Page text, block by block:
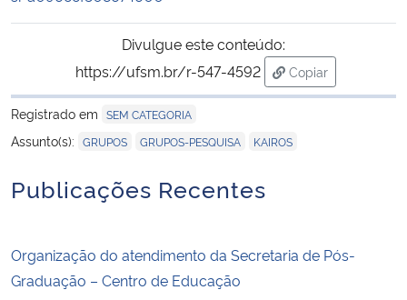
Secretaria de Governo
Gabinete de Segurança Institucional
Advocacia-Geral da União
Planalto
Divulgue este conteúdo:
https://ufsm.br/r-547-4592
Copiar
para área de
Registrado em SEM CATEGORIA
Assunto(s): GRUPOS GRUPOS-PESQUISA KAIROS
Publicações Recentes
Organização do atendimento da Secretaria de Pós-
Graduação – Centro de Educação